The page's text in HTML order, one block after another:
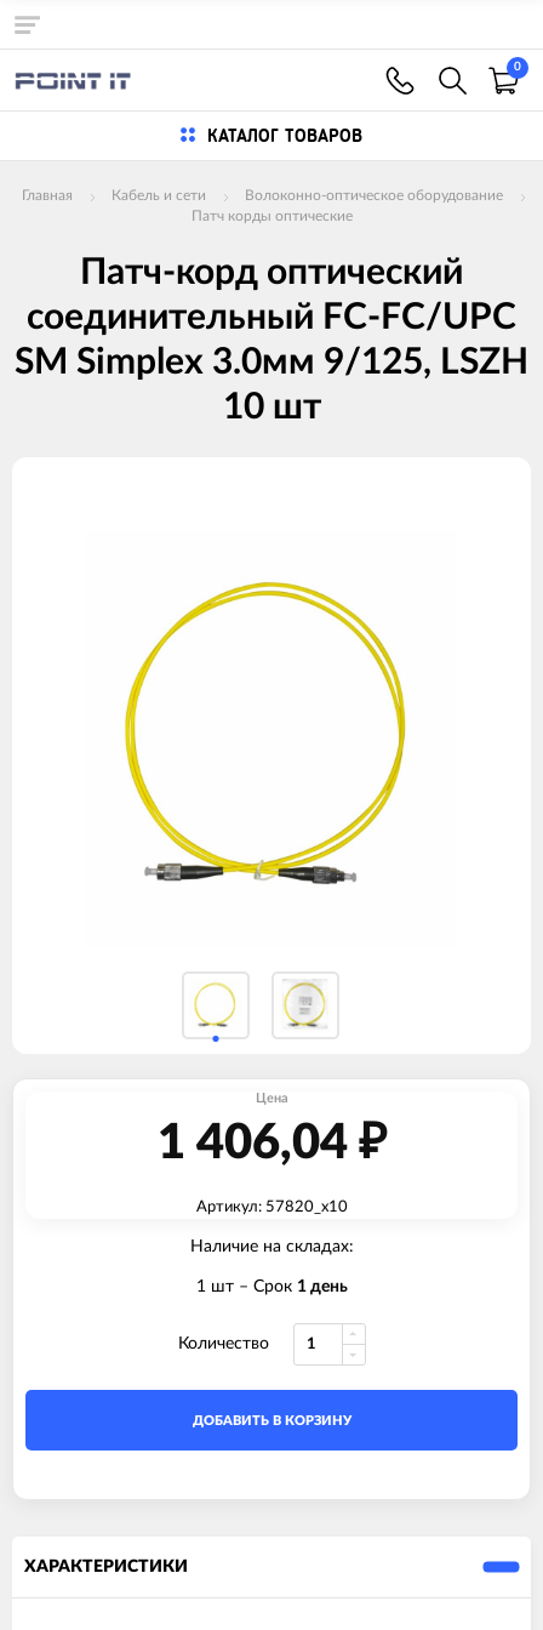
0
КАТАЛОГ ТОВАРОВ
Главная Кабель и сети
Волоконно-оптическое оборудование
Патч корды оптические
Патч-корд оптический
соединительный FC-FC/UPC
SM Simplex 3.0мм 9/125, LSZH
10 шт
Цена
1 406,04 ₽
Артикул: 57820_x10
Наличие на складах:
1 шт– Срок 1 день
Количество
ДОБАВИТЬ В КОРЗИНУ
ХАРАКТЕРИСТИКИ